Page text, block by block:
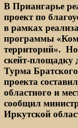
В Приангарье
проект по
в рамках
программы
территорий».
скейт-площадку
Турма
проекта
областного и
сообщил министр
Иркутской